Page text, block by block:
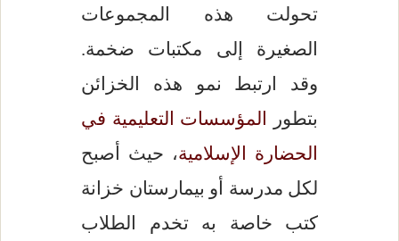
تحولت هذه المجموعات
الصغيرة إلى مكتبات ضخمة.
وقد ارتبط نمو هذه الخزائن
بتطور
المؤسسات التعليمية في
الحضارة الإسلامية، حيث أصبح
لكل مدرسة أو بيمارستان خزانة
كتب خاصة به تخدم الطلاب